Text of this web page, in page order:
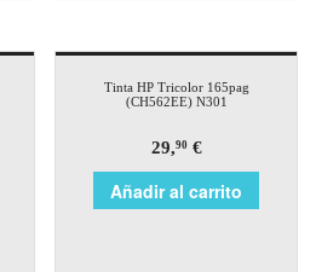
Tinta HP Tricolor 165pag
(CH562EE) N301
29,90€
Añadir al carrito